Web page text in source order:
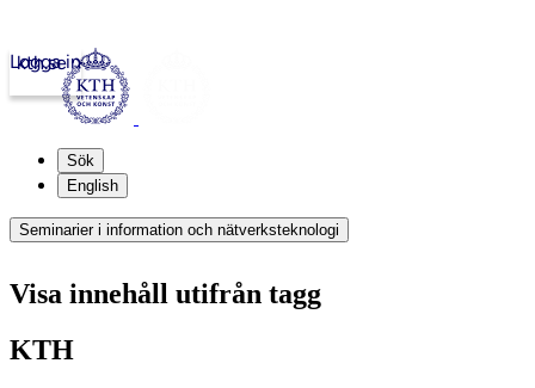
kth.se
Logga in
Sök
English
Seminarier i information och nätverksteknologi
Visa innehåll utifrån tagg
KTH